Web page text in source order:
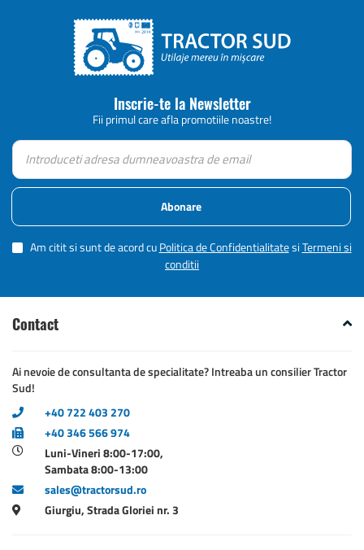
Inscrie-te la Newsletter
Fii primul care afla promotiile noastre!
Abonare
Am citit si sunt de acord cuPolitica de ConfidentialitatesiTermeni si
conditii
Contact
Ai nevoie de consultanta de specialitate? Intreaba un consilier Tractor
Sud!
+40 722 403 270
+40 346 566 974
Luni-Vineri 8:00-17:00,
Sambata 8:00-13:00
sales@tractorsud.ro
Giurgiu, Strada Gloriei nr. 3